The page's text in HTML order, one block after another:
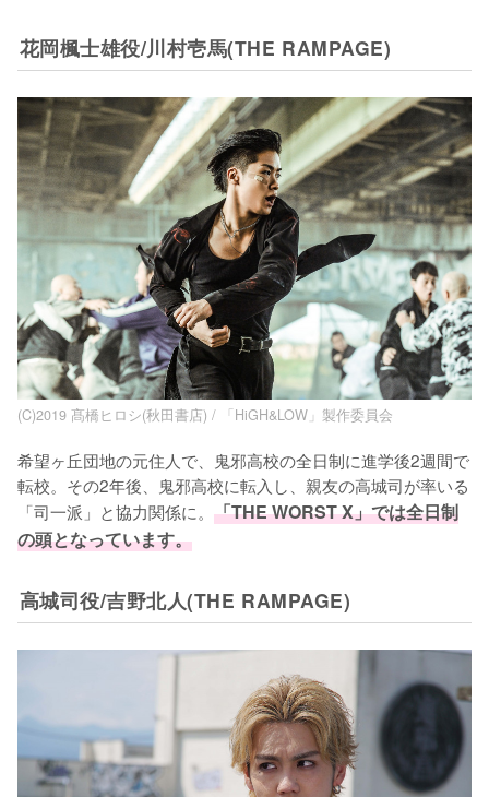
花岡楓士雄役/川村壱馬(THE RAMPAGE)
(C)2019 髙橋ヒロシ(秋田書店) / 「HiGH&LOW」製作委員会
希望ヶ丘団地の元住人で、鬼邪高校の全日制に進学後2週間で
転校。その2年後、鬼邪高校に転入し、親友の高城司が率いる
「司一派」と協力関係に。 「THE WORST X」では全日制
の頭となっています。
高城司役/吉野北人(THE RAMPAGE)